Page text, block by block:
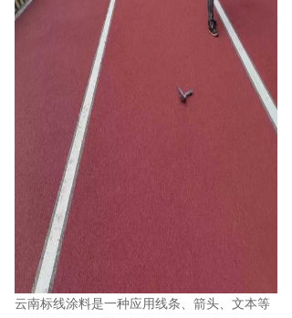
云南标线涂料是一种应用线条、箭头、文本等